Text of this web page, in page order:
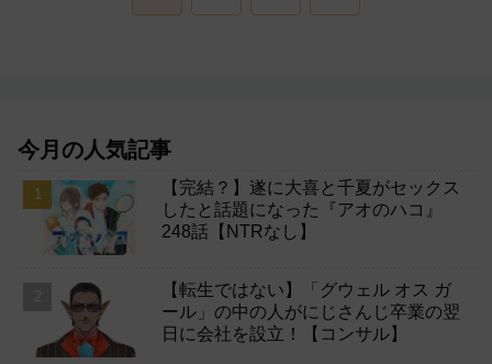
今月の人気記事
【完結？】遂に大喜と千夏がセックス
したと話題になった『アオのハコ』
248話【NTRなし】
【転生ではない】「グウェル オス ガ
ール」の中の人がにじさんじ卒業の翌
日に会社を設立！【コンサル】